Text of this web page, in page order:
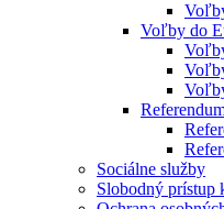
Voľby do
Sociálne služby
Slobodný prístup